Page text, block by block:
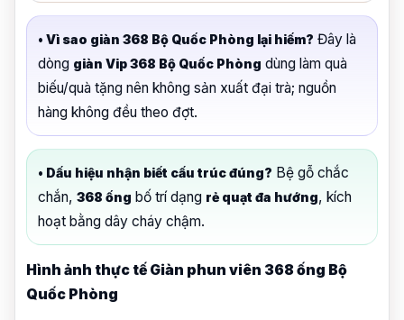
• Vì sao giàn 368 Bộ Quốc Phòng lại hiếm? Đây là
dòng giàn Vip 368 Bộ Quốc Phòng dùng làm quà
biếu/quà tặng nên không sản xuất đại trà; nguồn
hàng không đều theo đợt.
• Dấu hiệu nhận biết cấu trúc đúng? Bệ gỗ chắc
chắn, 368 ống bố trí dạng rẻ quạt đa hướng, kích
hoạt bằng dây cháy chậm.
Hình ảnh thực tế Giàn phun viên 368 ống Bộ
Quốc Phòng